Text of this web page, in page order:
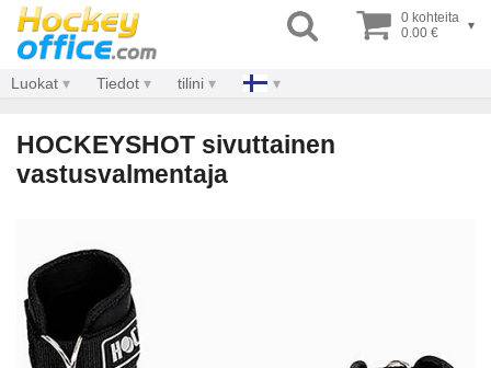
0 kohteita
0.00 €
▾
Luokat Tiedot tilini
HOCKEYSHOT sivuttainen
vastusvalmentaja